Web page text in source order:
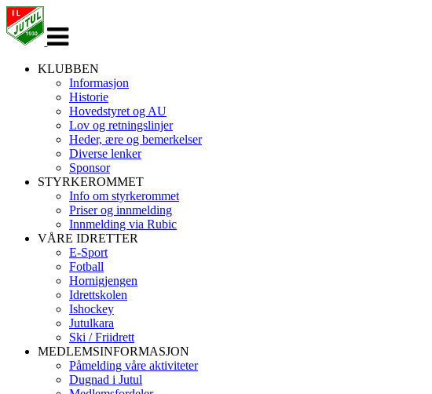
navigasjon
KLUBBEN
Informasjon
Historie
Hovedstyret og AU
Lov og retningslinjer
Heder, ære og bemerkelser
Diverse lenker
Sponsor
STYRKEROMMET
Info om styrkerommet
Priser og innmelding
Innmelding via Rubic
VÅRE IDRETTER
E-Sport
Fotball
Hornigjengen
Idrettskolen
Ishockey
Jutulkara
Ski / Friidrett
MEDLEMSINFORMASJON
Påmelding våre aktiviteter
Dugnad i Jutul